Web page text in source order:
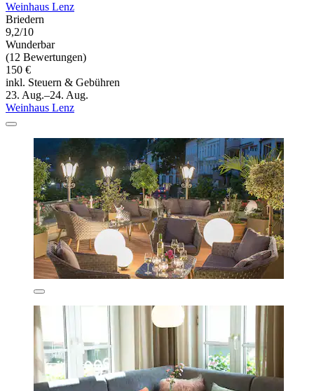
Weinhaus Lenz
Briedern
9,2/10
Wunderbar
(12 Bewertungen)
150 €
inkl. Steuern & Gebühren
23. Aug.–24. Aug.
Weinhaus Lenz